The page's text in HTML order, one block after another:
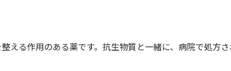
える作用のある薬です。抗生物質と一緒に、病院で処方